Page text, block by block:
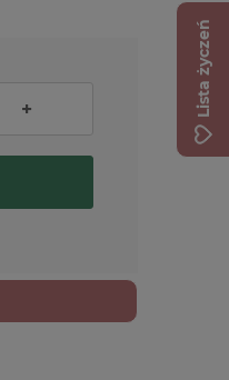
+ Lista życzeń